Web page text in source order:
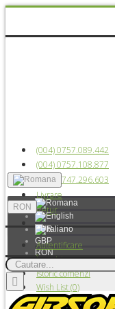
(004) 0757.089.442
(004) 0757.108.877
(004) 0747.296.603
Livrare
Retur
RON
EUR
GBP
RON
USD
Autentificare
Înregistrare
Istoric comenzi
Wish List (0)